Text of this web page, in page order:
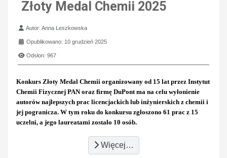
Złoty Medal Chemii 2025
Szczegóły
Autor:Anna Leszkowska
Opublikowano: 10 grudzień 2025
Odsłon: 967
Konkurs Złoty Medal Chemii organizowany od 15 lat przez Instytut
Chemii Fizycznej PAN oraz firmę DuPont ma na celu wyłonienie
autorów najlepszych prac licencjackich lub inżynierskich z chemii i
jej pogranicza. W tym roku do konkursu zgłoszono 61 prac z 15
uczelni, a jego laureatami zostało 10 osób.
Więcej…